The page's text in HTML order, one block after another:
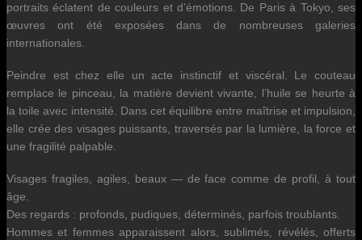
portraits éclatent de couleurs et d’émotions. De Paris à Tokyo, ses
œuvres ont été exposées dans de nombreuses galeries
internationales.
Peindre est chez elle un acte instinctif et viscéral. Le couteau
remplace le pinceau, la matière devient vivante, l’huile se heurte à
la toile avec intensité. Dans cet équilibre entre maîtrise et impulsion,
elle crée des visages puissants, traversés par la lumière, la force et
une fragilité palpable.
Visages fragiles, agiles, beaux — de face comme de profil, à tout
âge.
Des regards : profonds, pudiques, déterminés, parfois troublants.
Hommes et femmes apparaissent alors, sublimés, révélés, offerts